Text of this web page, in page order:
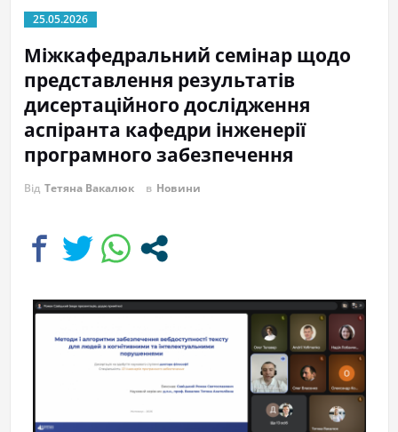
25.05.2026
Міжкафедральний семінар щодо
представлення результатів
дисертаційного дослідження
аспіранта кафедри інженерії
програмного забезпечення
Від Тетяна Вакалюк в Новини